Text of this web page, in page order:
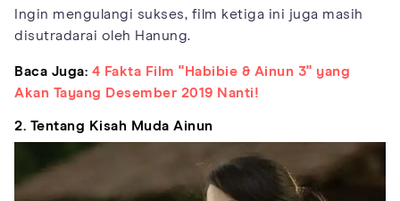
Ingin mengulangi sukses, film ketiga ini juga masih
disutradarai oleh Hanung.
Baca Juga: 4 Fakta Film "Habibie & Ainun 3" yang
Akan Tayang Desember 2019 Nanti!
2. Tentang Kisah Muda Ainun